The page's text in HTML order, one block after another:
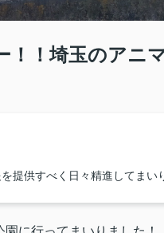
！埼玉のアニ
提供すべく日々精進してまい